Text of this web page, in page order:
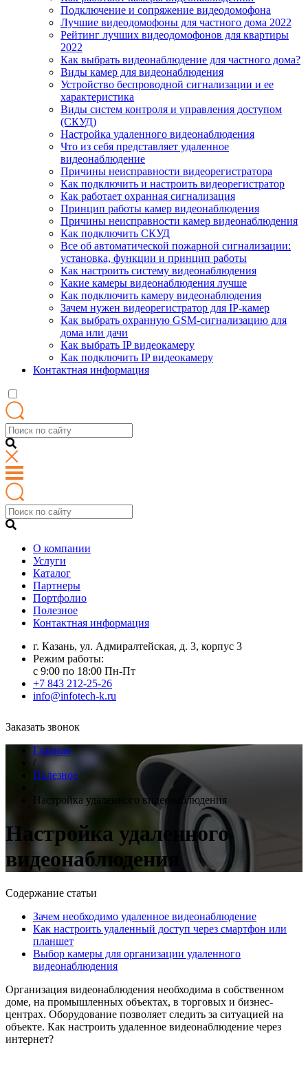
Подключение и сопряжение видеодомофона
Лучшие видеодомофоны для частного дома 2022
Рейтинг лучших видеодомофонов для квартиры
2022
Как выбрать видеонаблюдение для частного дома?
Виды камер для видеонаблюдения
Устройство беспроводной сигнализации и ее
характеристика
Виды систем контроля и управления доступом
(СКУД)
Настройка удаленного видеонаблюдения
Что из себя представляет удаленное
видеонаблюдение
Причины неисправности видеорегистратора
Как подключить и настроить видеорегистратор
Как работает охранная сигнализация
Принцип работы камер видеонаблюдения
Причины неисправности камер видеонаблюдения
Как подключить СКУД
Все об автоматической пожарной сигнализации:
установка, функции и принцип работы
Как настроить систему видеонаблюдения
Какие камеры видеонаблюдения лучше
Как подключить камеру видеонаблюдения
Зачем нужен видеорегистратор для IP-камер
Как выбрать охранную GSM-сигнализацию для
дома или дачи
Как выбрать IP видеокамеру
Как подключить IP видеокамеру
Контактная информация
О компании
Услуги
Каталог
Партнеры
Портфолио
Полезное
Контактная информация
г. Казань, ул. Адмиралтейская, д. 3, корпус 3
Режим работы:
с 9:00 по 18:00 Пн-Пт
+7 843 212-25-26
info@infotech-k.ru
Заказать звонок
Главная
/
Полезное
Настройка удаленного видеонаблюдения
Настройка удаленного
видеонаблюдения
Содержание статьи
Зачем необходимо удаленное видеонаблюдение
Как настроить удаленный доступ через смартфон или
планшет
Выбор камеры для организации удаленного
видеонаблюдения
Организация видеонаблюдения необходима в собственном
доме, на промышленных объектах, в торговых и бизнес-
центрах. Оборудование позволяет следить за ситуацией на
объекте. Как настроить удаленное видеонаблюдение через
интернет?